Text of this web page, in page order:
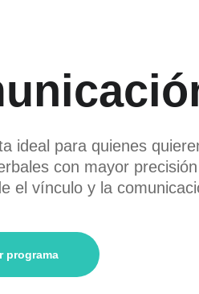
ideal para quienes
con mayor
el vínculo y la
programa